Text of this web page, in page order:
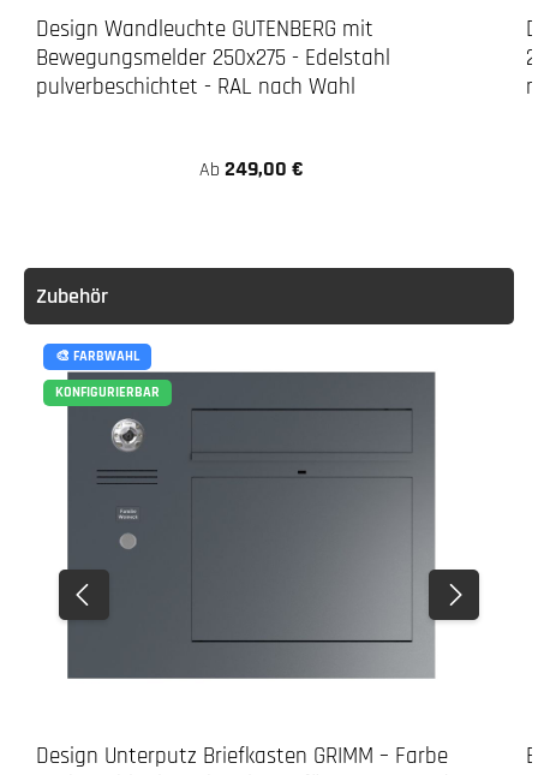
Design Wandleuchte GUTENBERG mit
Bewegungsmelder 250x275 - Edelstahl
pulverbeschichtet - RAL nach Wahl
Ab 249,00 €
Zubehör
🎨 FARBWAHL
KONFIGURIERBAR
Design Unterputz Briefkasten GRIMM – Farbe